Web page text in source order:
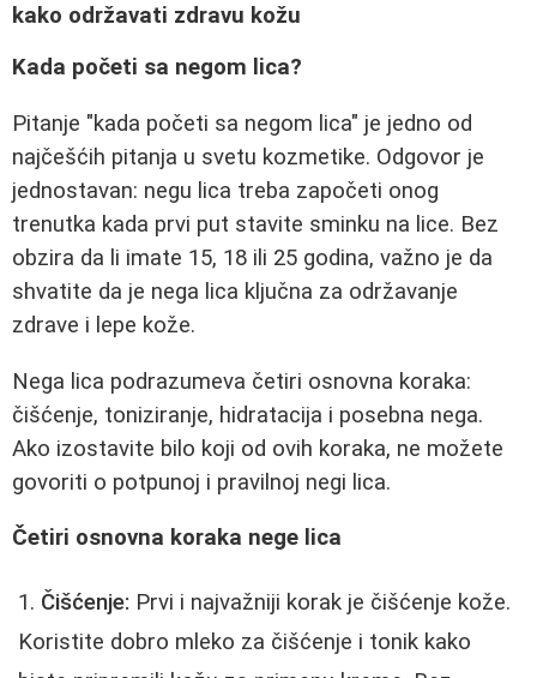
kako održavati zdravu kožu
Kada početi sa negom lica?
Pitanje "kada početi sa negom lica" je jedno od
najčešćih pitanja u svetu kozmetike. Odgovor je
jednostavan: negu lica treba započeti onog
trenutka kada prvi put stavite sminku na lice. Bez
obzira da li imate 15, 18 ili 25 godina, važno je da
shvatite da je nega lica ključna za održavanje
zdrave i lepe kože.
Nega lica podrazumeva četiri osnovna koraka:
čišćenje, toniziranje, hidratacija i posebna nega.
Ako izostavite bilo koji od ovih koraka, ne možete
govoriti o potpunoj i pravilnoj negi lica.
Četiri osnovna koraka nege lica
Čišćenje: Prvi i najvažniji korak je čišćenje kože.
Koristite dobro mleko za čišćenje i tonik kako